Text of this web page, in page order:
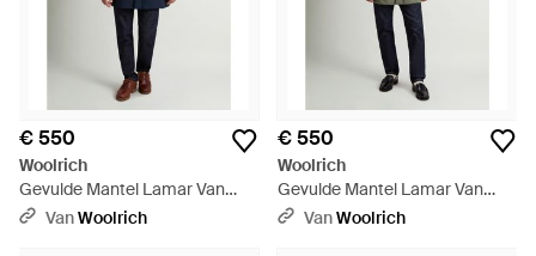
€ 550
Woolrich
Gevulde Mantel Lamar Van
Cloud Poly Blauw Grootte -
VanWoolrich
€ 550
Woolrich
Gevulde Mantel Lamar Van
Cloud Poly Groen Grootte -
VanWoolrich